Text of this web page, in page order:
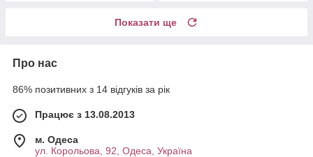
Показати ще
Про нас
86% позитивних з 14 відгуків за рік
Працює з 13.08.2013
м. Одеса
ул. Корольова, 92, Одеса, Україна